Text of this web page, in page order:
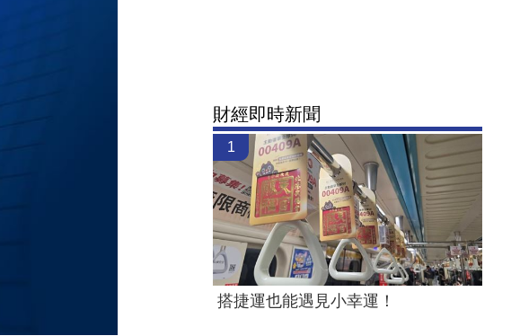
財經即時新聞
1
搭捷運也能遇見小幸運！